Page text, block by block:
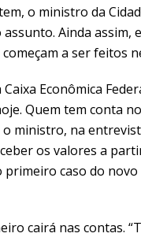
o ministro da
Ainda assim,
a ser feitos
Econômica
Quem tem conta
ministro, na
os valores a
primeiro caso do
cairá nas contas.